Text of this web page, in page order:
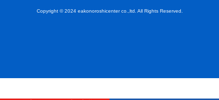
Copyright © 2024 eakonoroshicenter co.,ltd. All Rights Reserved.